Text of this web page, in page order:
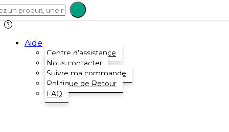
Aide
Centre d’assistance
Nous contacter
Suivre ma commande
Politique de Retour
FAQ